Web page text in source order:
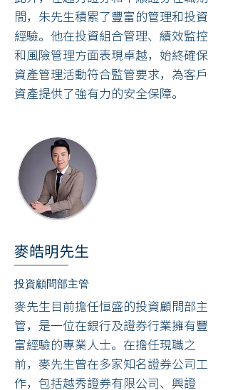
間，朱先生積累了豐富的管理和投資
經驗。他在投資組合管理、績效監控
和風險管理方面表現卓越，始終確保
資產管理活動符合監管要求，為客戶
資產提供了強有力的安全保障。
麥皓明先生
投資顧問部主管
麥先生目前擔任恒盛的投資顧問部主
管，是一位在銀行及證券行業擁有豐
富經驗的專業人士。在擔任現職之
前，麥先生曾在多家知名證券公司工
作，包括越秀證券有限公司、興證